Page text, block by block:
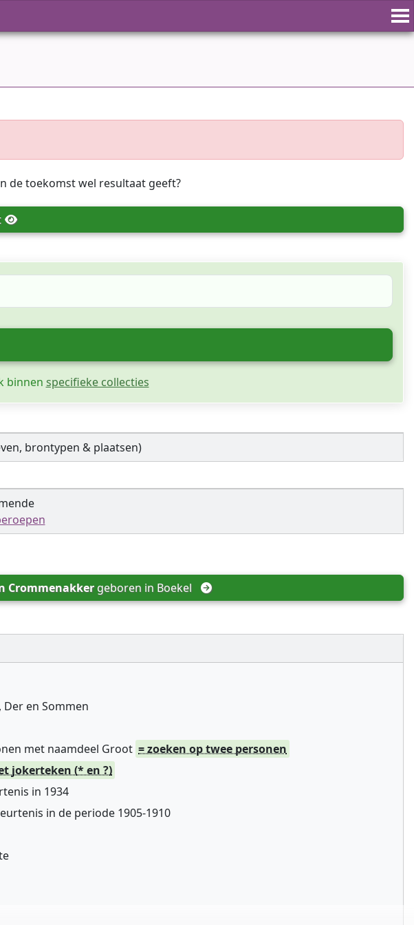
de toekomst wel resultaat geeft?
binnen specifieke collecties
brontypen & plaatsen)
Crommenakker geboren in Boekel
en Sommen
met naamdeel Groot = zoeken op twee personen
jokerteken (* en ?)
in 1934
in de periode 1905-1910